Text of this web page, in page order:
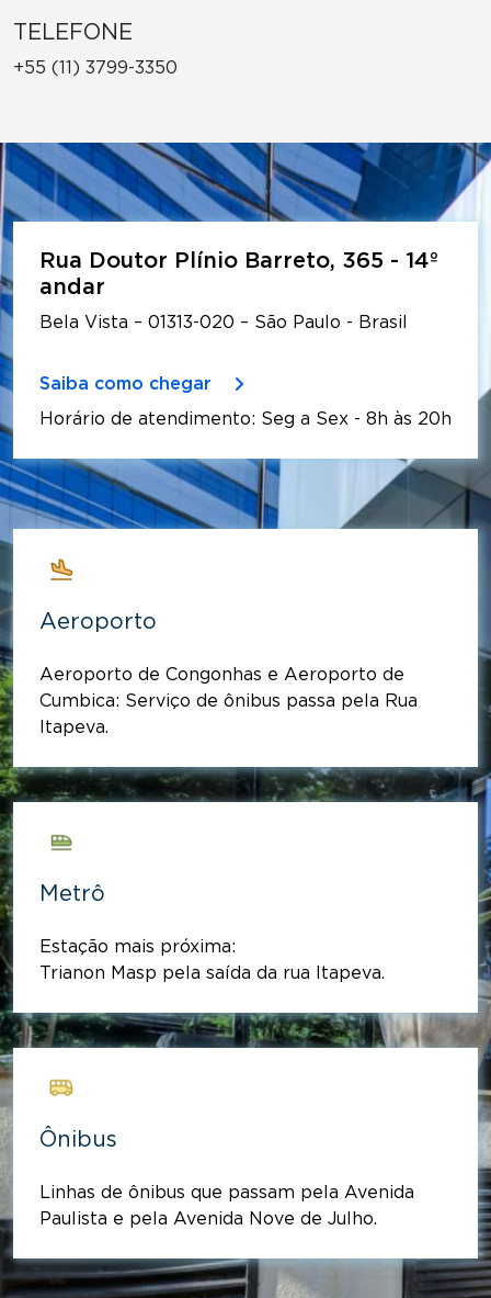
TELEFONE
+55 (11) 3799-3350
Rua Doutor Plínio Barreto, 365 - 14º
andar
Bela Vista – 01313-020 – São Paulo - Brasil
Saiba como chegar
Horário de atendimento: Seg a Sex - 8h às 20h
Aeroporto
Aeroporto de Congonhas e Aeroporto de
Cumbica: Serviço de ônibus passa pela Rua
Itapeva.
Metrô
Estação mais próxima:
Trianon Masp pela saída da rua Itapeva.
Ônibus
Linhas de ônibus que passam pela Avenida
Paulista e pela Avenida Nove de Julho.